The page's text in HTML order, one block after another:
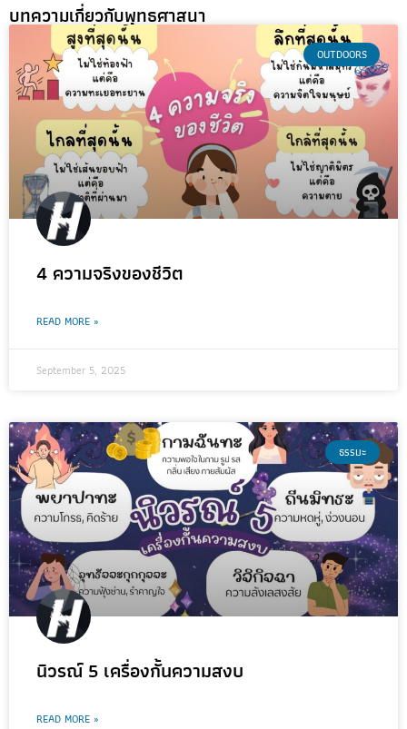
บทความเกี่ยวกับพุทธศาสนา
OUTDOORS
4 ความจริงของชีวิต
READ MORE »
September 5, 2025
ธรรมะ
นิวรณ์ 5 เครื่องกั้นความสงบ
READ MORE »